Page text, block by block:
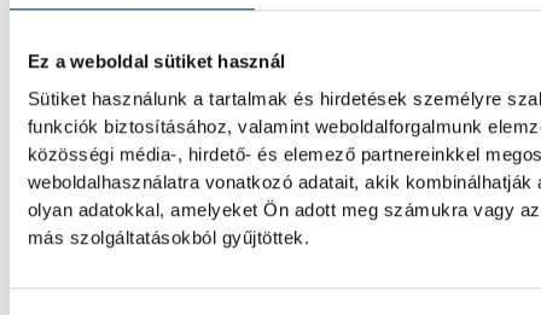
Ez a weboldal sütiket használ
Sütiket használunk a tartalmak és hirdetések személyre
funkciók biztosításához, valamint weboldalforgalmunk
közösségi média-, hirdető- és elemező partnereinkkel
weboldalhasználatra vonatkozó adatait, akik kombinálhatják
olyan adatokkal, amelyeket Ön adott meg számukra vagy
más szolgáltatásokból gyűjtöttek.
A helyedben őket nem
idei Utcazenén!
Az Utcazene Fesztivál egyik nagy hibája
hogy túl sok a jó koncert és nincs elég